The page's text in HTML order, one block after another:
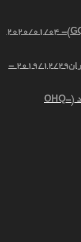
2020/01/04 -
2019/12/29 -
نسخه کوتاه پرسشنامه شادکامی آکسفورد (OHQ-